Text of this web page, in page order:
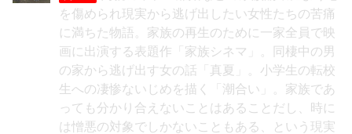
を傷められ現実から逃げ出したい女性たちの苦痛
に満ちた物語。家族の再生のために一家全員で映
画に出演する表題作「家族シネマ」。同棲中の男
の家から逃げ出す女の話「真夏」。小学生の転校
生への凄惨ないじめを描く「潮合い」。家族であ
っても分かり合えないことはあることだし、時に
は憎悪の対象でしかないこともある、という現実